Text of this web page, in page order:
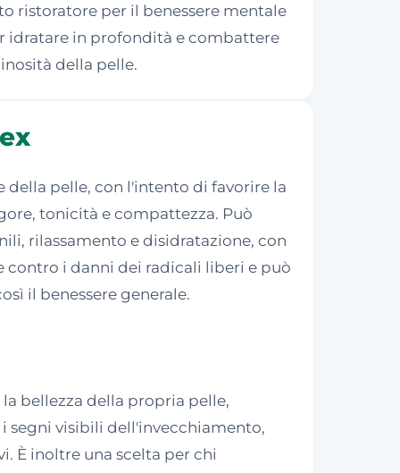
ristoratore per il benessere mentale
idratare in profondità e combattere
della pelle.
della pelle, con l'intento di favorire la
tonicità e compattezza. Può
rilassamento e disidratazione, con
i danni dei radicali liberi e può
il benessere generale.
bellezza della propria pelle,
segni visibili dell'invecchiamento,
È inoltre una scelta per chi